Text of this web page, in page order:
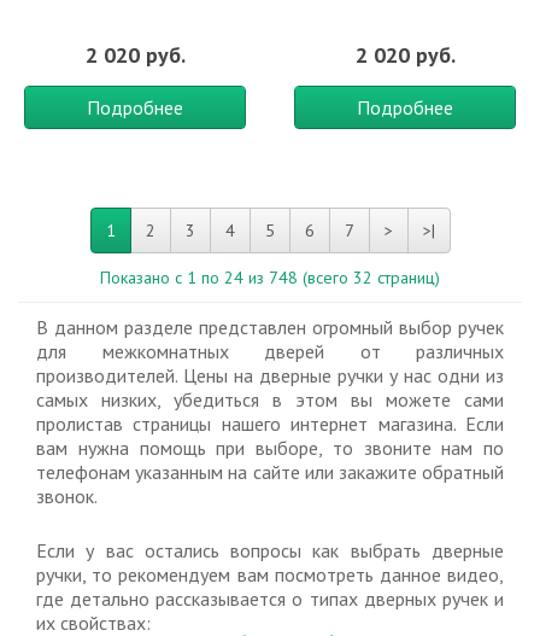
2 020 руб.
Подробнее
2 020 руб.
Подробнее
1 2 3 4 5 6 7 > >|
Показано с 1 по 24 из 748 (всего 32 страниц)
В данном разделе представлен огромный выбор ручек
для межкомнатных дверей от различных
производителей. Цены на дверные ручки у нас одни из
самых низких, убедиться в этом вы можете сами
пролистав страницы нашего интернет магазина. Если
вам нужна помощь при выборе, то звоните нам по
телефонам указанным на сайте или закажите обратный
звонок.
Если у вас остались вопросы как выбрать дверные
ручки, то рекомендуем вам посмотреть данное видео,
где детально рассказывается о типах дверных ручек и
их свойствах: